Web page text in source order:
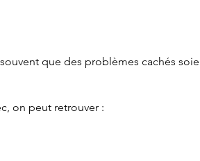
que des problèmes cachés
on peut retrouver :